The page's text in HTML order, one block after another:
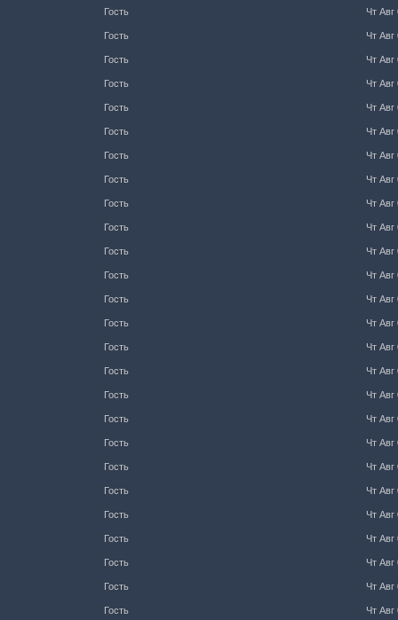
Гость Чт Авг
Гость Чт Авг
Гость Чт Авг
Гость Чт Авг
Гость Чт Авг
Гость Чт Авг
Гость Чт Авг
Гость Чт Авг
Гость Чт Авг
Гость Чт Авг
Гость Чт Авг
Гость Чт Авг
Гость Чт Авг
Гость Чт Авг
Гость Чт Авг
Гость Чт Авг
Гость Чт Авг
Гость Чт Авг
Гость Чт Авг
Гость Чт Авг
Гость Чт Авг
Гость Чт Авг
Гость Чт Авг
Гость Чт Авг
Гость Чт Авг
Гость Чт Авг